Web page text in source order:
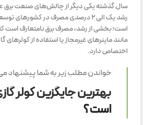
سال گذشته یکی دیگر از چالش‌های صنعت برق
رشد یک الی ٢ درصدی مصرف در کشورهای
است؛ بخشی از رشد، مصرف برق نامتعارف است
مانند ماینرهای غیرمجاز یا استفاده از کولرهای
اختصاص دارد.
خواندن مطلب زیر به شما پیشنهاد
بهترین جایگزین کولر
است؟